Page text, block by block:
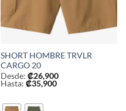
SHORT HOMBRE TRVLR
CARGO 20
Desde: ₡26,900
Hasta: ₡35,900